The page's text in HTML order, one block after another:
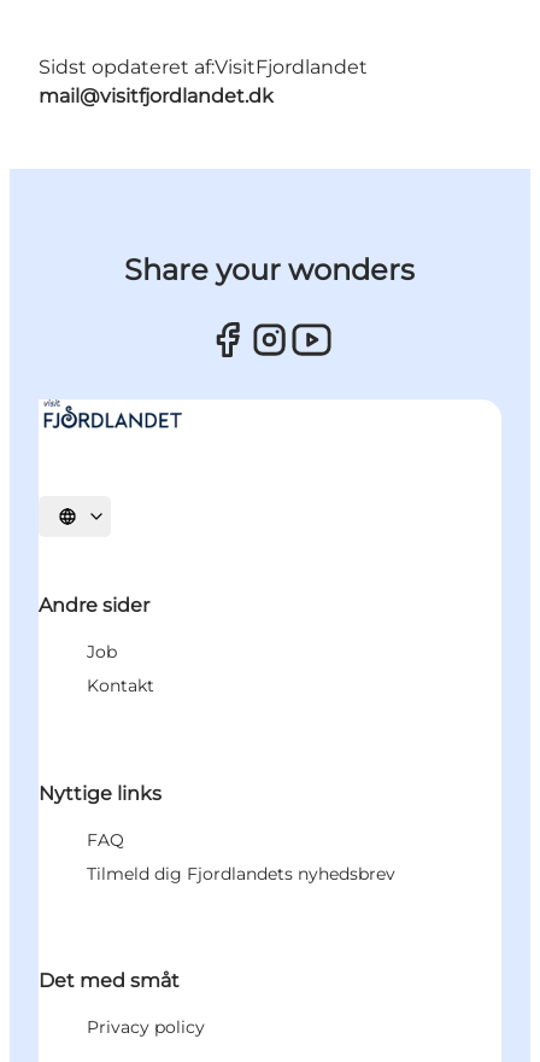
Sidst opdateret af:VisitFjordlandet
mail@visitfjordlandet.dk
Share your wonders
Vælg sprog
Andre sider
Job
Kontakt
Nyttige links
FAQ
Tilmeld dig Fjordlandets nyhedsbrev
Det med småt
Privacy policy